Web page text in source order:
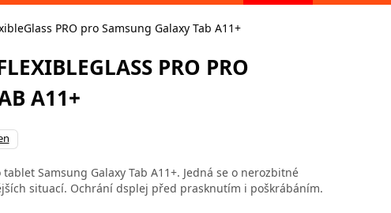
PRO pro Samsung Galaxy Tab A11+
PRO PRO
A11+
Samsung Galaxy Tab A11+. Jedná se o nerozbitné
situací. Ochrání dsplej před prasknutím i poškrábáním.